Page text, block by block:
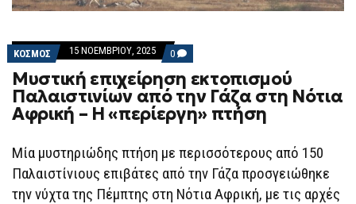
ΚΟΣΜΟΣ 15 ΝΟΕΜΒΡΊΟΥ, 2025 0 COMMENTS
ON
ΜΥΣΤΙΚΉ
ΕΠΙΧΕΊΡΗΣΗ
ΕΚΤΟΠΙΣΜΟΎ
ΠΑΛΑΙΣΤΙΝΊΩΝ
ΑΠΌ
ΓΆΖΑ
ΣΤΗ
ΝΌΤΙΑ
ΑΦΡΙΚΉ
–
Μυστική επιχείρηση εκτοπισμού
Παλαιστινίων από την Γάζα στη Νότια
Αφρική – Η «περίεργη» πτήση
Μία μυστηριώδης πτήση με περισσότερους από 150
Παλαιστίνιους επιβάτες από την Γάζα προσγειώθηκε
την νύχτα της Πέμπτης στη Νότια Αφρική, με τις αρχές